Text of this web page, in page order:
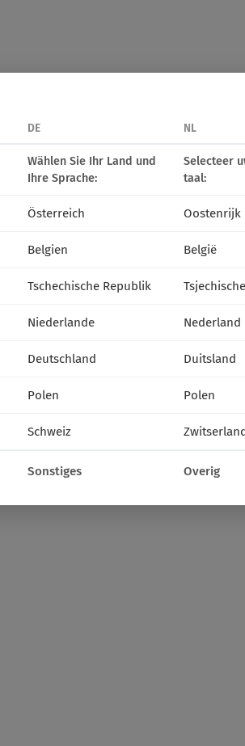
DE NL
Wählen Sie Ihr Land und
Ihre Sprache:
Selecteer
taal:
Österreich Oostenrijk
Belgien België
Tschechische Republik
Niederlande Nederland
Deutschland Duitsland
Polen Polen
Schweiz Zwitserland
Sonstiges Overig